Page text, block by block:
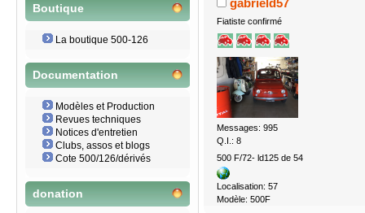
Boutique
La boutique 500-126
Documentation
Modèles et Production
Revues techniques
Notices d'entretien
Clubs, assos et blogs
Cote 500/126/dérivés
donation
gabrield57
Fiatiste confirmé
Messages: 995
Q.I.: 8
500 F/72- ld125 de 54
Localisation: 57
Modèle: 500F